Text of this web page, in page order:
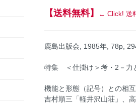
【送料無料】 ← Click! 送
鹿島出版会, 1985年, 78p,
特集 ＜仕掛け＞考・2－力
機能と形態（記号）との相
吉村順三「軽井沢山荘」、